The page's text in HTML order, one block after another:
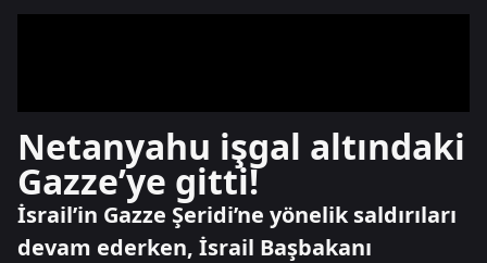
Netanyahu işgal altındaki
Gazze’ye gitti!
İsrail’in Gazze Şeridi’ne yönelik saldırıları
devam ederken, İsrail Başbakanı